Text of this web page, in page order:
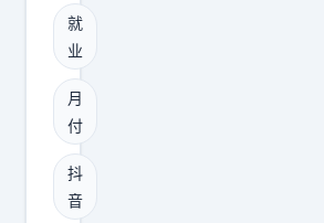
源
》
这
可
太
有
生
就
业
月
付
抖
音